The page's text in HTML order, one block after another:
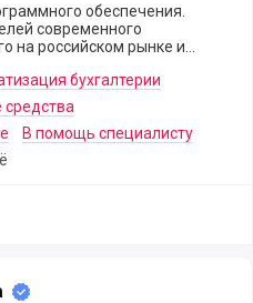
обеспечения.
современного
на российском рынке и
бухгалтерии
В помощь специалисту